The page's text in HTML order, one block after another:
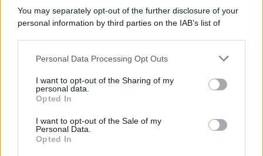
You may separately opt-out of the further disclosure of your
personal information by third parties on the IAB’s list of
This information may also be disclosed by us to third parties
disclose it to other third parties.
Please note that this website/app uses one or more Google
services and may gather and store information including but
not limited to your visit or usage behaviour. You may click to
grant or deny consent to Google and its third-party tags to
Personal Data Processing Opt Outs
I want to opt-out of the Sharing of my
personal data.
Opted In
I want to opt-out of the Sale of my
Personal Data.
Opted In
Motociclismo /
Raúl Fernández vince il Gp di Gran
Bretagna davanti a Martin e Bezzecchi
Il libro /La letteratura che racconta l’estate